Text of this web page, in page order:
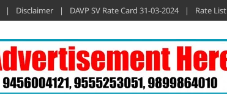
Disclaimer DAVP SV Rate Card 31-03-2024 Rate List